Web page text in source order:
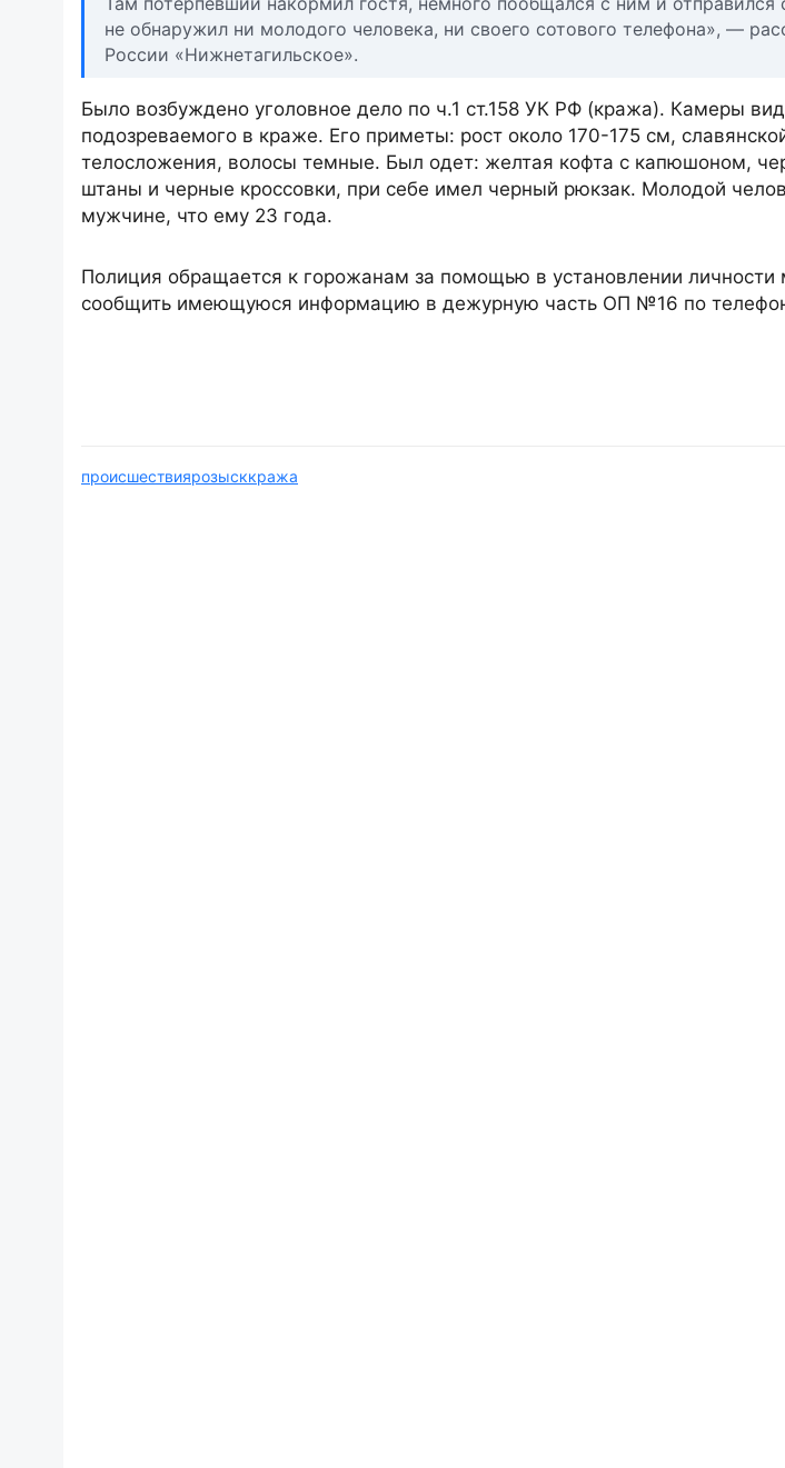
не обнаружил ни молодого человека, ни своего сотового телефона», —
России «Нижнетагильское».
Было возбуждено уголовное дело по ч.1 ст.158 УК РФ (кража). Камеры
подозреваемого в краже. Его приметы: рост около 170-175 см,
телосложения, волосы темные. Был одет: желтая кофта с капюшоном,
штаны и черные кроссовки, при себе имел черный рюкзак. Молодой
мужчине, что ему 23 года.
Полиция обращается к горожанам за помощью в установлении личности
сообщить имеющуюся информацию в дежурную часть ОП №16 по
происшествиярозысккража